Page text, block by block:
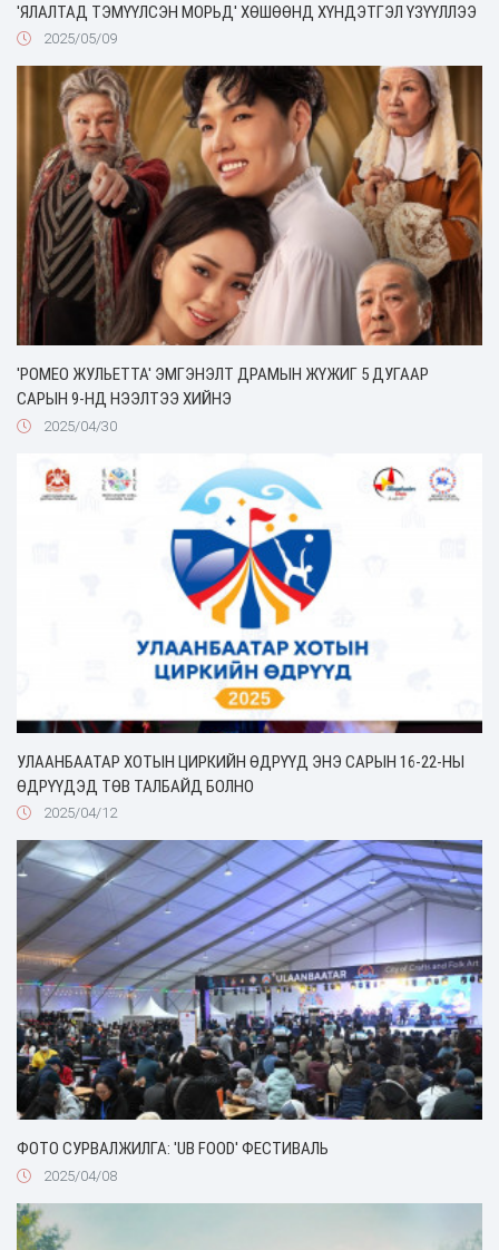
'ЯЛАЛТАД ТЭМҮҮЛСЭН МОРЬД' ХӨШӨӨНД ХҮНДЭТГЭЛ ҮЗҮҮЛЛЭЭ
2025/05/09
'РОМЕО ЖУЛЬЕТТА' ЭМГЭНЭЛТ ДРАМЫН ЖҮЖИГ 5 ДУГААР
САРЫН 9-НД НЭЭЛТЭЭ ХИЙНЭ
2025/04/30
УЛААНБААТАР ХОТЫН ЦИРКИЙН ӨДРҮҮД ЭНЭ САРЫН 16-22-НЫ
ӨДРҮҮДЭД ТӨВ ТАЛБАЙД БОЛНО
2025/04/12
ФОТО СУРВАЛЖИЛГА: 'UB FOOD' ФЕСТИВАЛЬ
2025/04/08